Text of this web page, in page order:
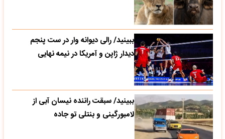
ببینید/ رالی دیوانه وار در ست پنجم
دیدار ژاپن و آمریکا در نیمه نهایی
ببینید/ سبقت راننده نیسان آبی از
لامبورگینی و بنتلی تو جاده